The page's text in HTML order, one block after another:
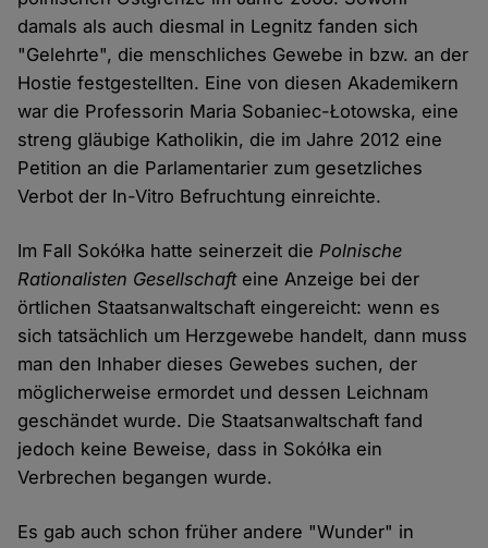
damals als auch diesmal in Legnitz fanden sich
"Gelehrte", die menschliches Gewebe in bzw. an der
Hostie festgestellten. Eine von diesen Akademikern
war die Professorin Maria Sobaniec-Łotowska, eine
streng gläubige Katholikin, die im Jahre 2012 eine
Petition an die Parlamentarier zum gesetzliches
Verbot der In-Vitro Befruchtung einreichte.
Im Fall Sokółka hatte seinerzeit diePolnische
Rationalisten Gesellschafteine Anzeige bei der
örtlichen Staatsanwaltschaft eingereicht: wenn es
sich tatsächlich um Herzgewebe handelt, dann muss
man den Inhaber dieses Gewebes suchen, der
möglicherweise ermordet und dessen Leichnam
geschändet wurde. Die Staatsanwaltschaft fand
jedoch keine Beweise, dass in Sokółka ein
Verbrechen begangen wurde.
Es gab auch schon früher andere "Wunder" in